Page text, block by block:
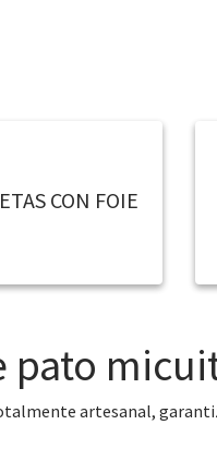
CON FOIE
pato
artesanal,